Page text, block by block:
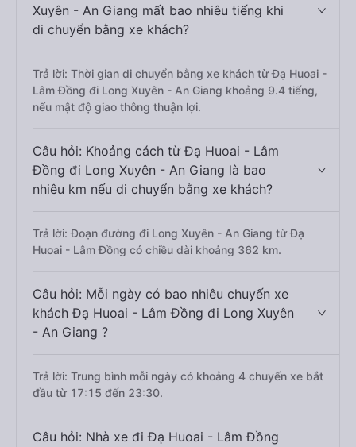
Xuyên - An Giang mất bao nhiêu tiếng khi
di chuyển bằng xe khách?
Trả lời: Thời gian di chuyển bằng xe khách từ Đạ Huoai -
Lâm Đồng đi Long Xuyên - An Giang khoảng 9.4 tiếng,
nếu mật độ giao thông thuận lợi.
Câu hỏi: Khoảng cách từ Đạ Huoai - Lâm
Đồng đi Long Xuyên - An Giang là bao
nhiêu km nếu di chuyển bằng xe khách?
Trả lời: Đoạn đường đi Long Xuyên - An Giang từ Đạ
Huoai - Lâm Đồng có chiều dài khoảng 362 km.
Câu hỏi: Mỗi ngày có bao nhiêu chuyến xe
khách Đạ Huoai - Lâm Đồng đi Long Xuyên
- An Giang ?
Trả lời: Trung bình mỗi ngày có khoảng 4 chuyến xe bắt
đầu từ 17:15 đến 23:30.
Câu hỏi: Nhà xe đi Đạ Huoai - Lâm Đồng